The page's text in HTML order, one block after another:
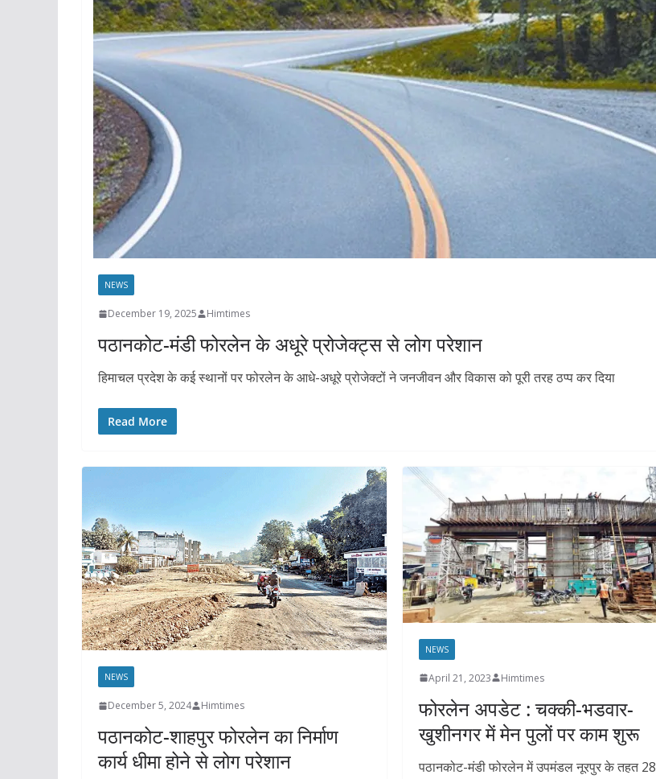
NEWS
December 19, 2025 Himtimes
पठानकोट-मंडी फोरलेन के अधूरे प्रोजेक्ट्स से लोग परेशान
हिमाचल प्रदेश के कई स्थानों पर फोरलेन के आधे-अधूरे प्रोजेक्टों ने जनजीवन और विकास को पूरी तरह ठप्प कर दिया
Read More
NEWS
December 5, 2024 Himtimes
पठानकोट-शाहपुर फोरलेन का निर्माण
कार्य धीमा होने से लोग परेशान
NEWS
April 21, 2023 Himtimes
फोरलेन अपडेट : चक्की-भडवार-
खुशीनगर में मेन पुलों पर काम शुरू
पठानकोट-मंडी फोरलेन में उपमंडल नूरपुर के तहत 28